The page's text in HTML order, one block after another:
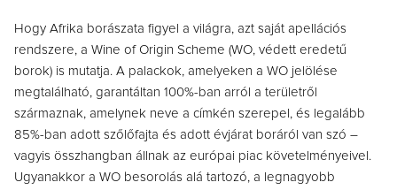
Hogy Afrika borászata figyel a világra, azt saját apellációs
rendszere, a Wine of Origin Scheme (WO, védett eredetű
borok) is mutatja. A palackok, amelyeken a WO jelölése
megtalálható, garantáltan 100%-ban arról a területről
származnak, amelynek neve a címkén szerepel, és legalább
85%-ban adott szőlőfajta és adott évjárat boráról van szó –
vagyis összhangban állnak az európai piac követelményeivel.
Ugyanakkor a WO besorolás alá tartozó, a legnagyobb